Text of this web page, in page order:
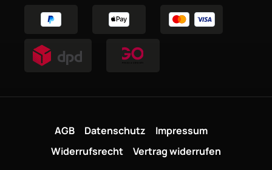
AGB Datenschutz
Impressum
Widerrufsrecht
Vertrag widerrufen